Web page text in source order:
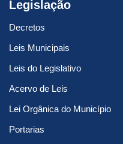
Legislação
Decretos
Leis Municipais
Leis do Legislativo
Acervo de Leis
Lei Orgânica do Município
Portarias